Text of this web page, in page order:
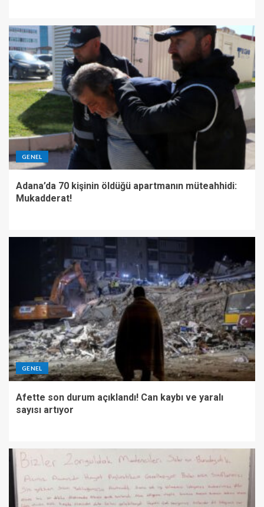
GENEL
Adana’da 70 kişinin öldüğü apartmanın müteahhidi:
Mukadderat!
GENEL
Afette son durum açıklandı! Can kaybı ve yaralı
sayısı artıyor